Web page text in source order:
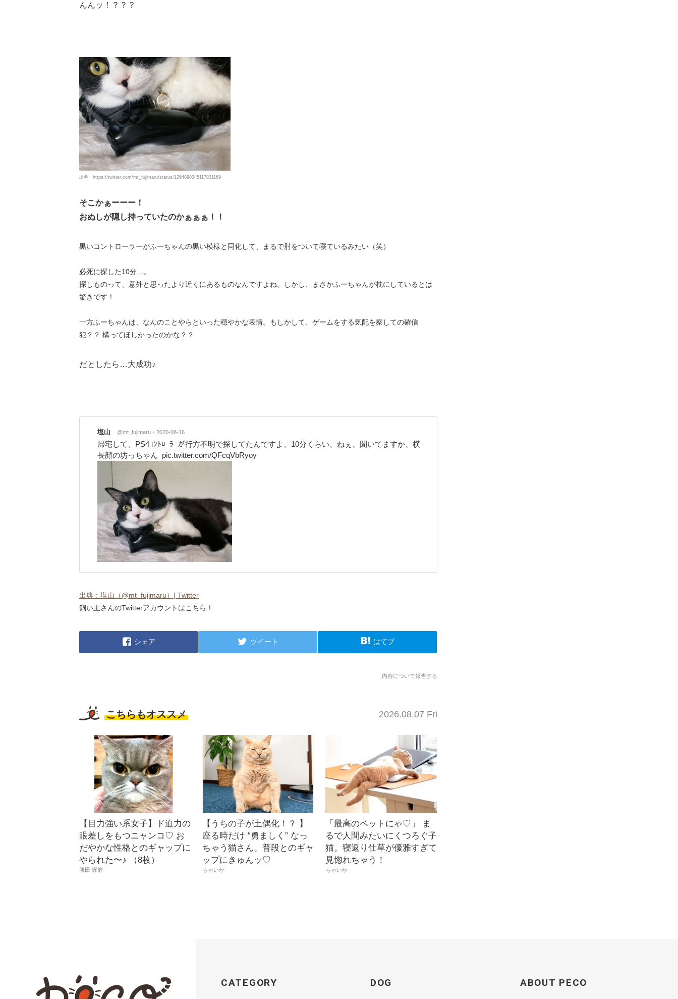
んんッ！？？？
出典 https://twitter.com/mt_fujimaru/status/1294890345117831169
そこかぁーーー！
おぬしが隠し持っていたのかぁぁぁ！！
黒いコントローラーがふーちゃんの黒い模様と同化して、まるで肘をついて寝ているみたい（笑）
必死に探した10分…。
探しものって、意外と思ったより近くにあるものなんですよね。しかし、まさかふーちゃんが枕にしているとは
驚きです！
一方ふーちゃんは、なんのことやらといった穏やかな表情。もしかして、ゲームをする気配を察しての確信
犯？？ 構ってほしかったのかな？？
だとしたら…大成功♪
塩山 @mt_fujimaru 2020-08-16
帰宅して、PS4ｺﾝﾄﾛｰﾗｰが行方不明で探してたんですよ、10分くらい、ねぇ、聞いてますか、横
長顔の坊っちゃん pic.twitter.com/QFcqVbRyoy
出典：塩山（@mt_fujimaru）| Twitter
飼い主さんのTwitterアカウントはこちら！
シェア ツイート はてブ
内容について報告する
こちらもオススメ 2026.08.07 Fri
【目力強い系女子】ド迫力の
眼差しをもつニャンコ♡ お
だやかな性格とのギャップに
やられた〜♪ （8枚）
勝田 琢磨
【うちの子が土偶化！？ 】
座る時だけ “勇ましく” なっ
ちゃう猫さん。普段とのギャ
ップにきゅんッ♡
ちゃいか
「最高のベットにゃ♡」 ま
るで人間みたいにくつろぐ子
猫。寝返り仕草が優雅すぎて
見惚れちゃう！
ちゃいか
CATEGORY DOG ABOUT PECO